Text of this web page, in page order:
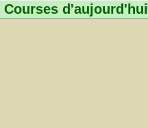
Courses d'aujourd'hui